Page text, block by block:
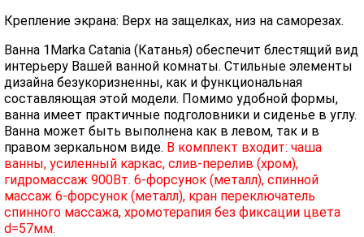
Крепление экрана: Верх на защелках, низ на саморезах.
Ванна 1Marka Catania (Катанья) обеспечит блестящий вид
интерьеру Вашей ванной комнаты. Стильные элементы
дизайна безукоризненны, как и функциональная
составляющая этой модели. Помимо удобной формы,
ванна имеет практичные подголовники и сиденье в углу.
Ванна может быть выполнена как в левом, так и в
правом зеркальном виде. В комплект входит: чаша
ванны, усиленный каркас, слив-перелив (хром),
гидромассаж 900Вт. 6-форсунок (металл), спинной
массаж 6-форсунок (металл), кран переключатель
спинного массажа, хромотерапия без фиксации цвета
d=57мм.